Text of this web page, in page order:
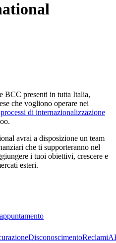
BCC presenti in tutta Italia,
che vogliono operare nei
processi di internazionalizzazione
avrai a disposizione un team
che ti supporteranno nel
i tuoi obiettivi, crescere e
esteri.
DisconoscimentoReclami